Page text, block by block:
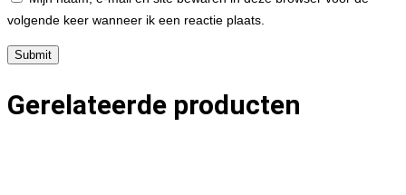
volgende keer wanneer ik een reactie plaats.
Gerelateerde producten